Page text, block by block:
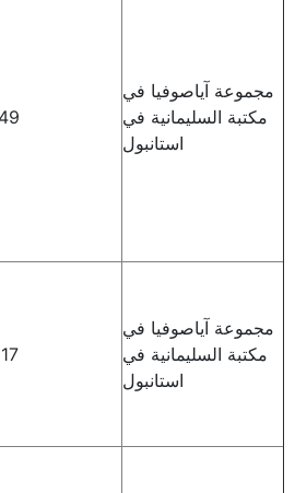
مجموعة آياصوفيا في
مكتبة السليمانية في
استانبول
مجموعة آياصوفيا في
مكتبة السليمانية في
استانبول